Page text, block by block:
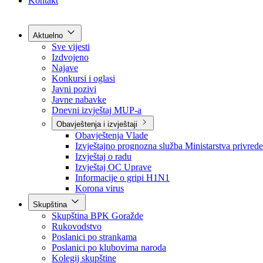
Kontakt
Aktuelno
Sve vijesti
Izdvojeno
Najave
Konkursi i oglasi
Javni pozivi
Javne nabavke
Dnevni izvještaj MUP-a
Obavještenja i izvještaji
Obavještenja Vlade
Izvještajno prognozna služba Ministarstva privrede
Izvještaj o radu
Izvještaj OC Uprave
Informacije o gripi H1N1
Korona virus
Skupština
Skupština BPK Goražde
Rukovodstvo